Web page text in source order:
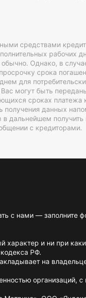
средствами
рабочих
Однако, в
срока
для
могут быть
сроках платежа
данных
дальнейшем получить
с кредиторами.
с нами — заполните
характер и ни при
РФ.
на
организаций,